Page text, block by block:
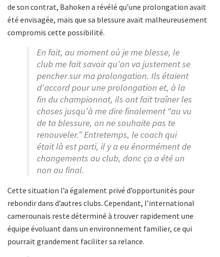
de son contrat, Bahoken a révélé qu’une prolongation avait
été envisagée, mais que sa blessure avait malheureusement
compromis cette possibilité.
En fait, au moment où je me blesse, le
club me fait savoir qu’on va justement se
pencher sur ma prolongation. Ils étaient
d’accord pour une prolongation et, à la
fin du championnat, ils ont fait traîner les
choses jusqu’à me dire finalement “au vu
de ta blessure, on ne souhaite pas te
renouveler.” Entretemps, le coach qui
était là est parti, il y a eu énormément de
changements au club, donc ça a été un
non au final.
Cette situation l’a également privé d’opportunités pour
rebondir dans d’autres clubs. Cependant, l’international
camerounais reste déterminé à trouver rapidement une
équipe évoluant dans un environnement familier, ce qui
pourrait grandement faciliter sa relance.